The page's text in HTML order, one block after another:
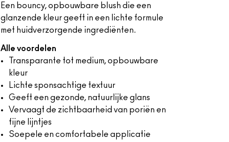
Een bouncy, opbouwbare blush die een
glanzende kleur geeft in een lichte formule
met huidverzorgende ingrediënten.
Alle voordelen
Transparante tot medium, opbouwbare
kleur
Lichte sponsachtige textuur
Geeft een gezonde, natuurlijke glans
Vervaagt de zichtbaarheid van poriën en
fijne lijntjes
Soepele en comfortabele applicatie